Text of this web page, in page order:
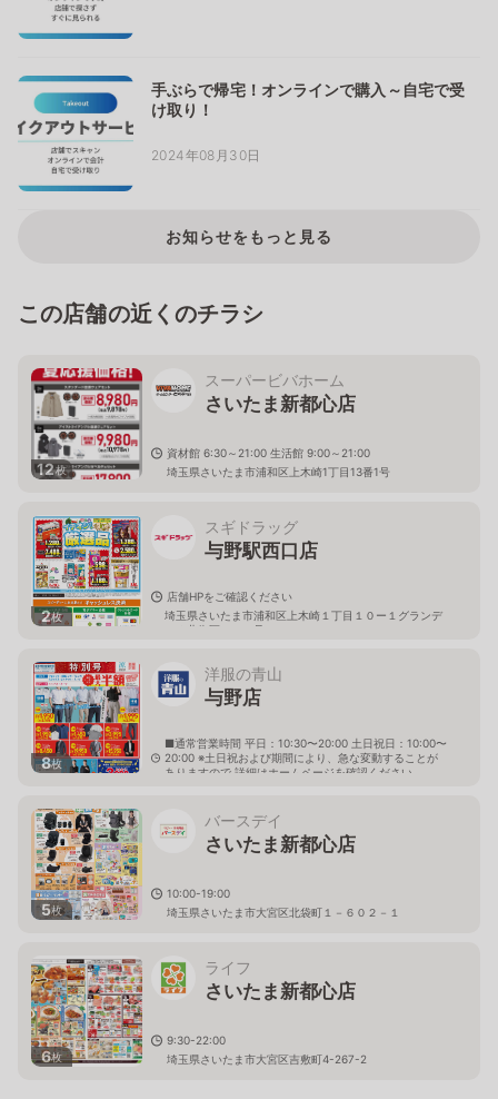
手ぶらで帰宅！オンラインで購入～自宅で受
け取り！
2024年08月30日
お知らせをもっと見る
この店舗の近くのチラシ
12枚
スーパービバホーム
さいたま新都心店
資材館 6:30～21:00 生活館 9:00～21:00
埼玉県さいたま市浦和区上木崎1丁目13番1号
2枚
スギドラッグ
与野駅西口店
店舗HPをご確認ください
埼玉県さいたま市浦和区上木崎１丁目１０ー１グランデ
ュオ北街区１０４号
8枚
洋服の青山
与野店
■通常営業時間 平日：10:30〜20:00 土日祝日：10:00〜
20:00 ※土日祝および期間により、急な変動することが
ありますので 詳細はホームページを確認ください
5枚
バースデイ
さいたま新都心店
10:00-19:00
埼玉県さいたま市大宮区北袋町１－６０２－１
6枚
ライフ
さいたま新都心店
9:30-22:00
埼玉県さいたま市大宮区吉敷町4-267-2